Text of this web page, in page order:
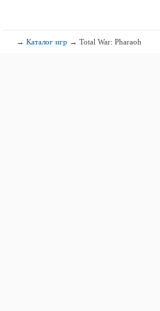
→Каталог игр → Total War: Pharaoh